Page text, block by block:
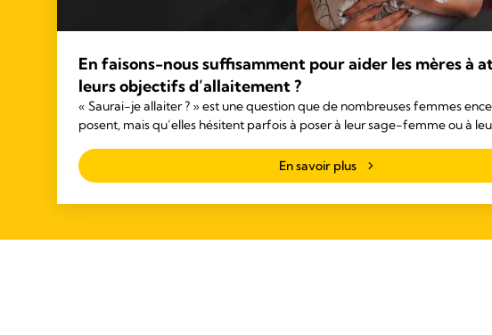
En faisons-nous suffisamment pour aider les mères à
leurs objectifs d’allaitement ?
« Saurai-je allaiter ? » est une question que de nombreuses femmes
posent, mais qu’elles hésitent parfois à poser à leur sage-femme ou à
En savoir plus